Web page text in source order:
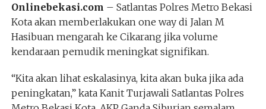
Onlinebekasi.com – Satlantas Polres Metro Bekasi
Kota akan memberlakukan one way di Jalan M
Hasibuan mengarah ke Cikarang jika volume
kendaraan pemudik meningkat signifikan.
“Kita akan lihat eskalasinya, kita akan buka jika ada
peningkatan,” kata Kanit Turjawali Satlantas Polres